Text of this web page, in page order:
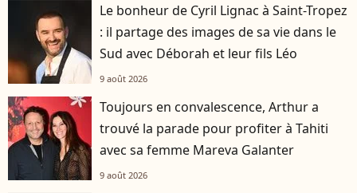
Le bonheur de Cyril Lignac à Saint-Tropez
: il partage des images de sa vie dans le
Sud avec Déborah et leur fils Léo
9 août 2026
Toujours en convalescence, Arthur a
trouvé la parade pour profiter à Tahiti
avec sa femme Mareva Galanter
9 août 2026